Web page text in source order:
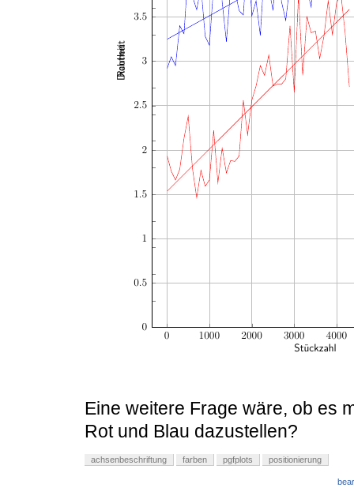
Eine weitere Frage wäre, ob es
Rot und Blau dazustellen?
achsenbeschriftung farben pgfplots positionierung